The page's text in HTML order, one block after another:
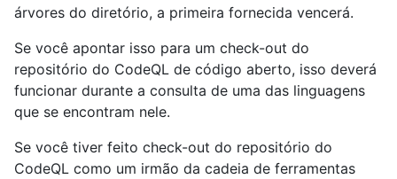
árvores do diretório, a primeira fornecida vencerá.
Se você apontar isso para um check-out do
repositório do CodeQL de código aberto, isso deverá
funcionar durante a consulta de uma das linguagens
que se encontram nele.
Se você tiver feito check-out do repositório do
CodeQL como um irmão da cadeia de ferramentas